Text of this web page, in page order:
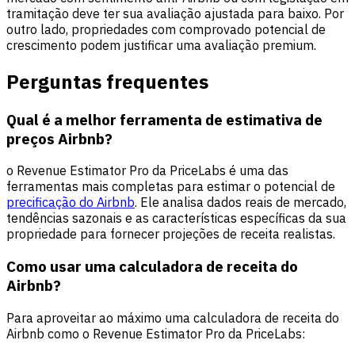
tramitação deve ter sua avaliação ajustada para baixo. Por
outro lado, propriedades com comprovado potencial de
crescimento podem justificar uma avaliação premium.
Perguntas frequentes
Qual é a melhor ferramenta de estimativa de
preços Airbnb?
o Revenue Estimator Pro da PriceLabs é uma das
ferramentas mais completas para estimar o potencial de
precificação do Airbnb. Ele analisa dados reais de mercado,
tendências sazonais e as características específicas da sua
propriedade para fornecer projeções de receita realistas.
Como usar uma calculadora de receita do
Airbnb?
Para aproveitar ao máximo uma calculadora de receita do
Airbnb como o Revenue Estimator Pro da PriceLabs: